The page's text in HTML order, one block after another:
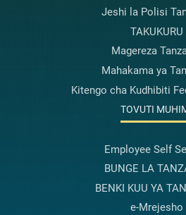
Jeshi la Polisi
TAKUKURU
Magereza
Mahakama ya
Kitengo cha Kudhibiti
TOVUTI
Employee Self
BUNGE LA
BENKI KUU YA
e-Mrejesho